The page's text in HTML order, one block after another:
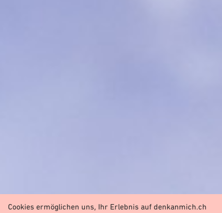
Cookies ermöglichen uns, Ihr Erlebnis auf denkanmich.ch